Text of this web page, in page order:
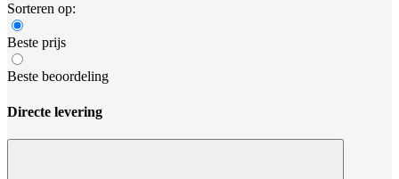
Sorteren op:
Beste prijs
Beste beoordeling
Directe levering